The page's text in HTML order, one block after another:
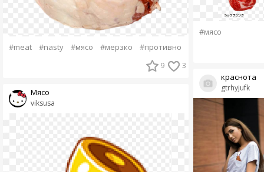
#meat #nasty #мясо #мерзко #противно
9 3
viksusa
Мясо
#мясо
gtrhyjufk
краснота